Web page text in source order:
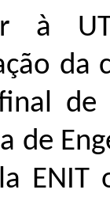
à
da
de
de
ENIT